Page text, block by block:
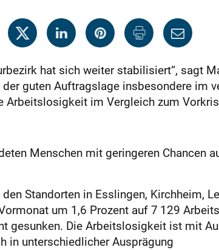
hat sich weiter stabilisiert“, sagt
guten Auftragslage insbesondere im
Arbeitslosigkeit im Vergleich zum
Menschen mit geringeren Chancen
Standorten in Esslingen, Kirchheim,
um 1,6 Prozent auf 7 129
gesunken. Die Arbeitslosigkeit ist mit
in unterschiedlicher Ausprägung